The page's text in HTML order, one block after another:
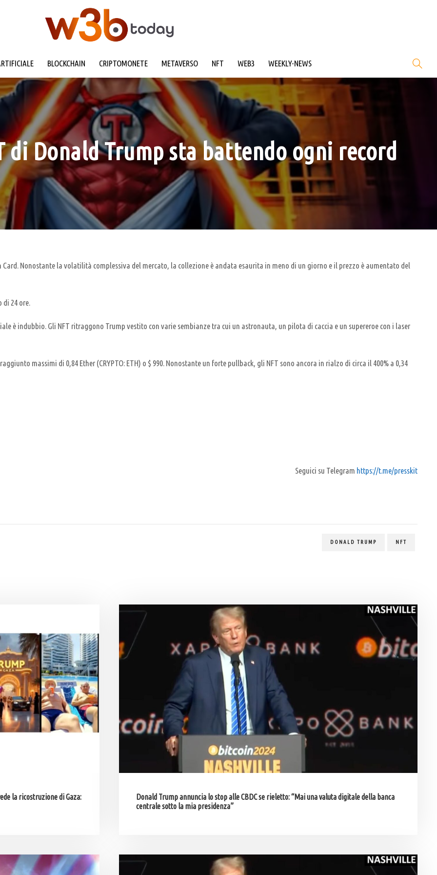
BLOCKCHAIN CRIPTOMONETE METAVERSO NFT WEB3 WEEKLY-NEWS
di Donald Trump sta battendo ogni record
Nonostante la volatilità complessiva del mercato, la collezione è andata esaurita in meno di un giorno e il prezzo è aumentato del
di 24 ore.
è indubbio. Gli NFT ritraggono Trump vestito con varie sembianze tra cui un astronauta, un pilota di caccia e un supereroe con i laser
massimi di 0,84 Ether (CRYPTO: ETH) o $ 990. Nonostante un forte pullback, gli NFT sono ancora in rialzo di circa il 400% a 0,34
Seguici su Telegram https://t.me/presskit
DONALD TRUMP NFT
la ricostruzione di Gaza:
Donald Trump annuncia lo stop alle CBDC se rieletto: “Mai una valuta digitale della banca
centrale sotto la mia presidenza”